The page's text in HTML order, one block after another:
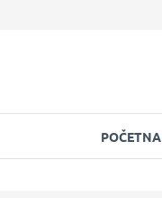
POČETNA